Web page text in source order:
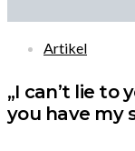
Artikel
„I can’t lie to
you have my